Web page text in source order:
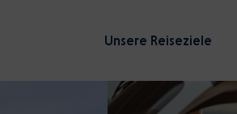
Unsere Reiseziele